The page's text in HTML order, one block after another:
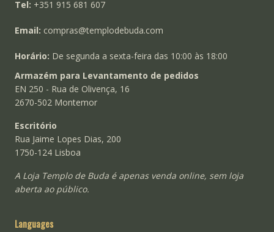
Tel: +351 915 681 607
Email: compras@templodebuda.com
Horário: De segunda a sexta-feira das 10:00 às 18:00
Armazém para Levantamento de pedidos
EN 250 - Rua de Olivença, 16
2670-502 Montemor
Escritório
Rua Jaime Lopes Dias, 200
1750-124 Lisboa
A Loja Templo de Buda é apenas venda online, sem loja
aberta ao público.
Languages